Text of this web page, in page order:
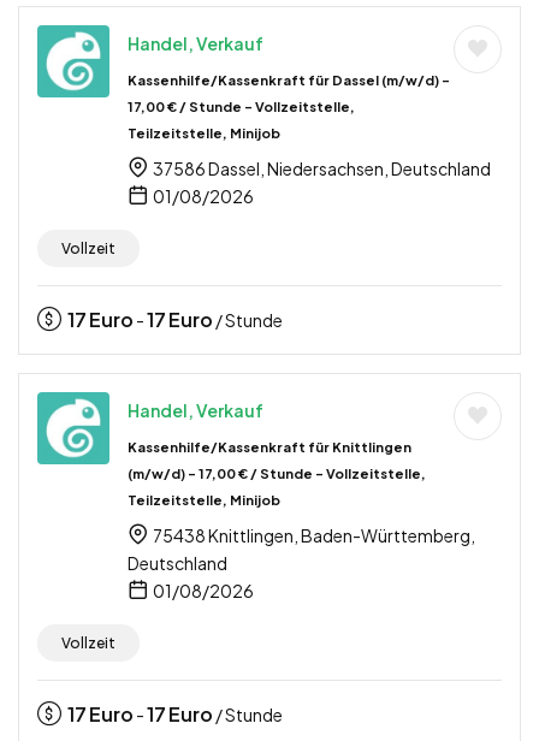
Handel, Verkauf
Kassenhilfe/Kassenkraft für Dassel (m/w/d) –
17,00 € / Stunde – Vollzeitstelle,
Teilzeitstelle, Minijob
37586 Dassel, Niedersachsen, Deutschland
01/08/2026
Vollzeit
17Euro -17Euro / Stunde
Handel, Verkauf
Kassenhilfe/Kassenkraft für Knittlingen
(m/w/d) – 17,00 € / Stunde – Vollzeitstelle,
Teilzeitstelle, Minijob
75438 Knittlingen, Baden-Württemberg,
Deutschland
01/08/2026
Vollzeit
17Euro -17Euro / Stunde